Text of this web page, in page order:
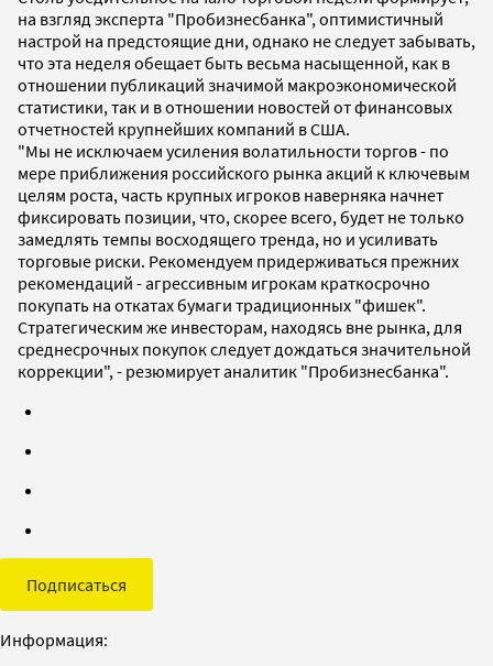
на взгляд эксперта "Пробизнесбанка", оптимистичный
настрой на предстоящие дни, однако не следует забывать,
что эта неделя обещает быть весьма насыщенной, как в
отношении публикаций значимой макроэкономической
статистики, так и в отношении новостей от финансовых
отчетностей крупнейших компаний в США.
"Мы не исключаем усиления волатильности торгов - по
мере приближения российского рынка акций к ключевым
целям роста, часть крупных игроков наверняка начнет
фиксировать позиции, что, скорее всего, будет не только
замедлять темпы восходящего тренда, но и усиливать
торговые риски. Рекомендуем придерживаться прежних
рекомендаций - агрессивным игрокам краткосрочно
покупать на откатах бумаги традиционных "фишек".
Стратегическим же инвесторам, находясь вне рынка, для
среднесрочных покупок следует дождаться значительной
коррекции", - резюмирует аналитик "Пробизнесбанка".
Подписаться
Информация: